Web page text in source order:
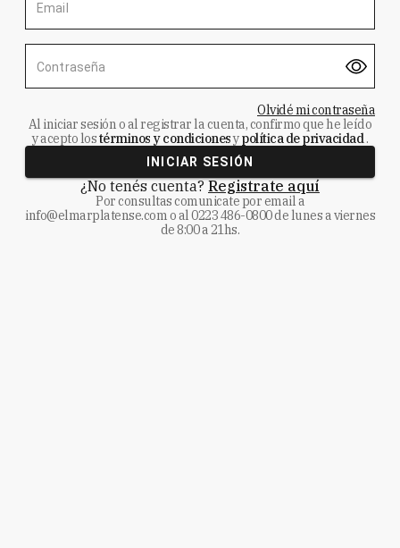
Email
Contraseña
Olvidé mi contraseña
Al iniciar sesión o al registrar la cuenta, confirmo que he leído
y acepto lostérminos y condicionesypolítica de privacidad.
INICIAR SESIÓN
¿No tenés cuenta? Registrate aquí
Por consultas comunicate por email a
info@elmarplatense.como al0223 486-0800de lunes a viernes
de 8:00 a 21hs.